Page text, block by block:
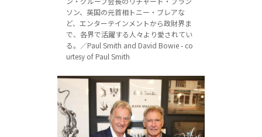
ソン、英国の元首相トニー・ブレアな
ど、エンターテインメントから政財界ま
で、各界で活躍する人々より愛されてい
る。／Paul Smith and David Bowie - co
urtesy of Paul Smith